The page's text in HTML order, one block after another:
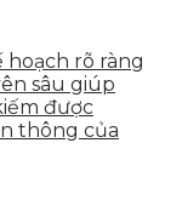
hoạch rõ ràng
sâu giúp
được
thông của